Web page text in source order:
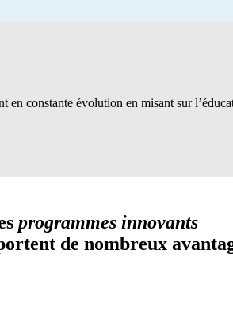
en constante évolution en misant sur
programmes innovants
de nombreux